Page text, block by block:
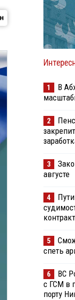
1
В
2
3
августе
4
5
спеть
6
ВС
с ГСМ в
порту